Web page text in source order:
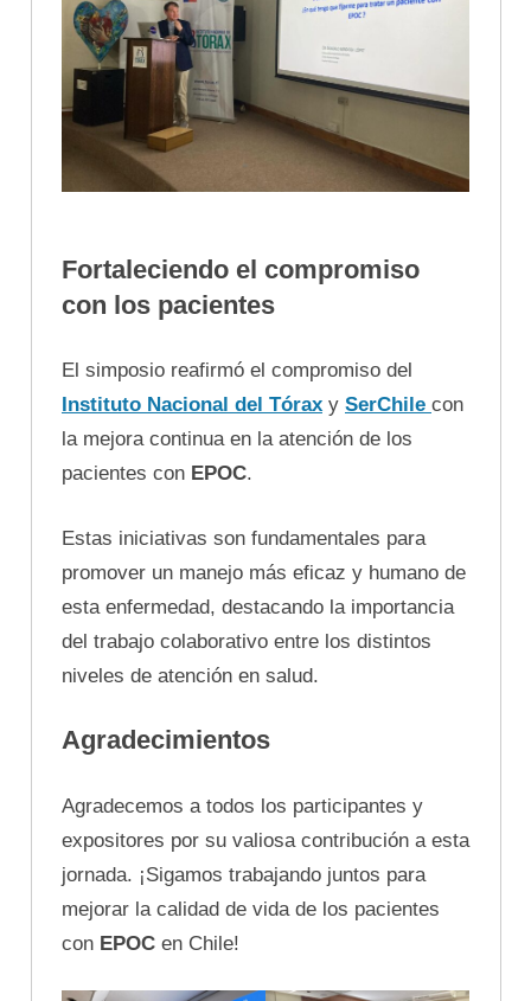
Fortaleciendo el compromiso
con los pacientes
El simposio reafirmó el compromiso del
Instituto Nacional del Tórax y SerChile con
la mejora continua en la atención de los
pacientes con EPOC.
Estas iniciativas son fundamentales para
promover un manejo más eficaz y humano de
esta enfermedad, destacando la importancia
del trabajo colaborativo entre los distintos
niveles de atención en salud.
Agradecimientos
Agradecemos a todos los participantes y
expositores por su valiosa contribución a esta
jornada. ¡Sigamos trabajando juntos para
mejorar la calidad de vida de los pacientes
con EPOC en Chile!